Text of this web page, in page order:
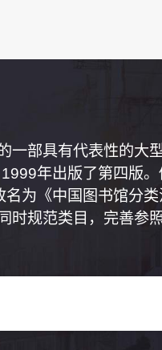
一部具有代表性的大
年出版了第四版
为《中国图书馆分
时规范类目，完善参